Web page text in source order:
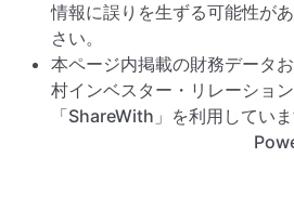
情報に誤りを生ずる可能性が
さい。
本ページ内掲載の財務データ
村インベスター・リレーション
「ShareWith」を利用していま